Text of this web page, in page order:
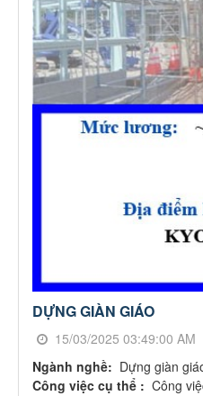
DỰNG GIÀN GIÁO
15/03/2025 03:49:00 AM
Ngành nghề: Dựng giàn
Công việc cụ thể : Công